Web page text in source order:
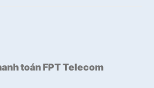
toán FPT Telecom